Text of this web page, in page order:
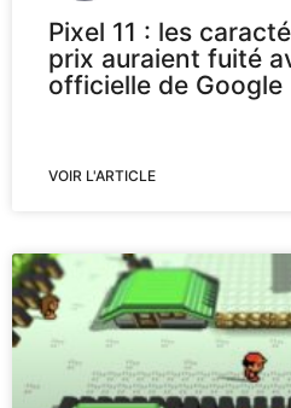
Pixel 11 : les
prix auraient fuité
officielle de Google
VOIR L'ARTICLE